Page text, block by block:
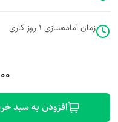
زمان آماده‌سازی 1 روز کاری
افزودن به سبد